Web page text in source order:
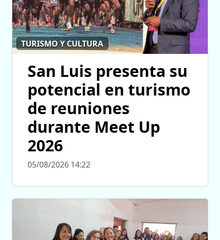
TURISMO Y CULTURA
San Luis presenta su
potencial en turismo
de reuniones
durante Meet Up
2026
05/08/2026 14:22